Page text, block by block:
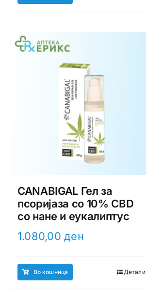
CANABIGAL Гел за
псоријаза со 10% CBD
со нане и еукалиптус
1.080,00ден
Во кошница Детали